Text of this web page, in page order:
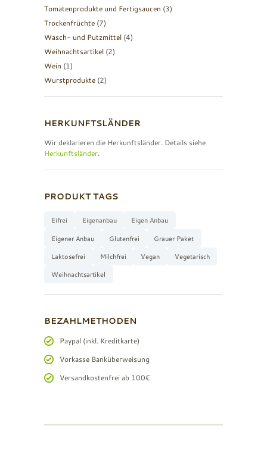
Tomatenprodukte und Fertigsaucen (3)
Trockenfrüchte (7)
Wasch- und Putzmittel (4)
Weihnachtsartikel (2)
Wein (1)
Wurstprodukte (2)
HERKUNFTSLÄNDER
Wir deklarieren die Herkunftsländer. Details siehe
Herkunftsländer.
PRODUKT TAGS
Eifrei Eigenanbau
Eigen Anbau
Eigener Anbau
Glutenfrei
Grauer Paket
Laktosefrei
Milchfrei Vegan
Vegetarisch
Weihnachtsartikel
BEZAHLMETHODEN
Paypal (inkl. Kreditkarte)
Vorkasse Banküberweisung
Versandkostenfrei ab 100€